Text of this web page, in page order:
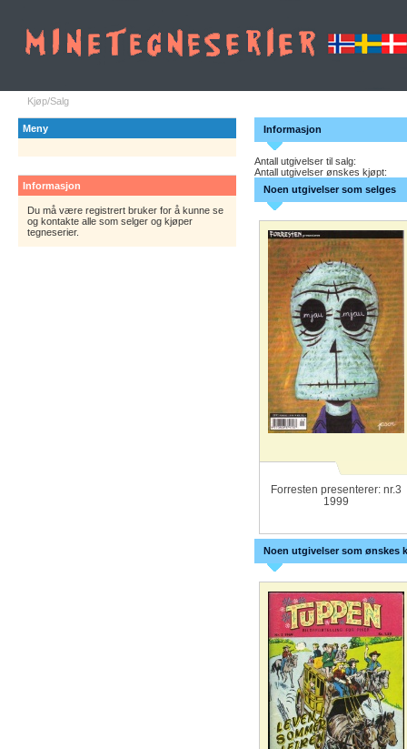
Kjøp/Salg
Meny
Informasjon
Du må være registrert bruker for å kunne se
og kontakte alle som selger og kjøper
tegneserier.
Informasjon
Antall utgivelser til salg:
Antall utgivelser ønskes kjøpt:
Noen utgivelser som selges
Forresten presenterer: nr.3
1999
Noen utgivelser som ønskes